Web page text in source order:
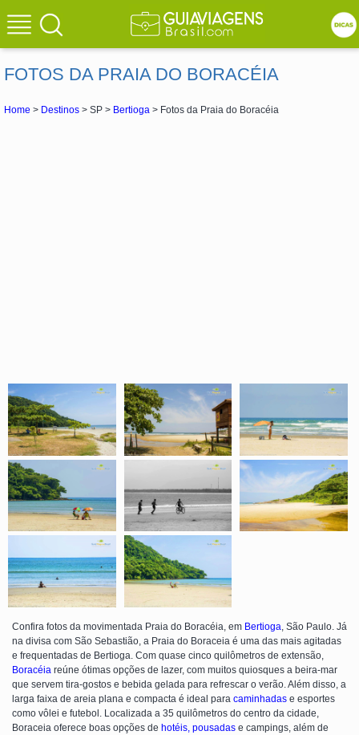
FOTOS DA PRAIA DO BORACÉIA
Home > Destinos > SP > Bertioga > Fotos da Praia do Boracéia
Confira fotos da movimentada Praia do Boracéia, em Bertioga, São Paulo. Já
na divisa com São Sebastião, a Praia do Boraceia é uma das mais agitadas
e frequentadas de Bertioga. Com quase cinco quilômetros de extensão,
Boracéia reúne ótimas opções de lazer, com muitos quiosques a beira-mar
que servem tira-gostos e bebida gelada para refrescar o verão. Além disso, a
larga faixa de areia plana e compacta é ideal para caminhadas e esportes
como vôlei e futebol. Localizada a 35 quilômetros do centro da cidade,
Boraceia oferece boas opções de hotéis, pousadas e campings, além de